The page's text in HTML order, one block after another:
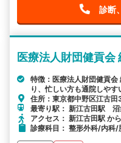
診断
医療法人財団健貢会
特徴：医療法人財団健貢
り、忙しい方も通院しやす
住所：東京都中野区江古
最寄り駅： 新江古田駅
アクセス： 新江古田駅 か
診療科目： 整形外科/内科